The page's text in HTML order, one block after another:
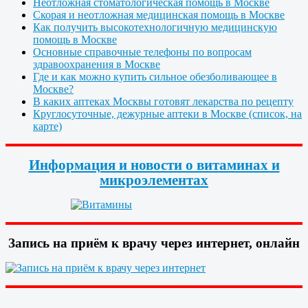
Неотложная стоматологическая помощь в Москве
Скорая и неотложная медицинская помощь в Москве
Как получить высокотехнологичную медицинскую
помощь в Москве
Основные справочные телефоны по вопросам
здравоохранения в Москве
Где и как можно купить сильное обезболивающее в
Москве?
В каких аптеках Москвы готовят лекарства по рецепту
Круглосуточные, дежурные аптеки в Москве (список, на
карте)
Информация и новости о витаминах и
микроэлементах
Запись на приём к врачу через интернет, онлайн